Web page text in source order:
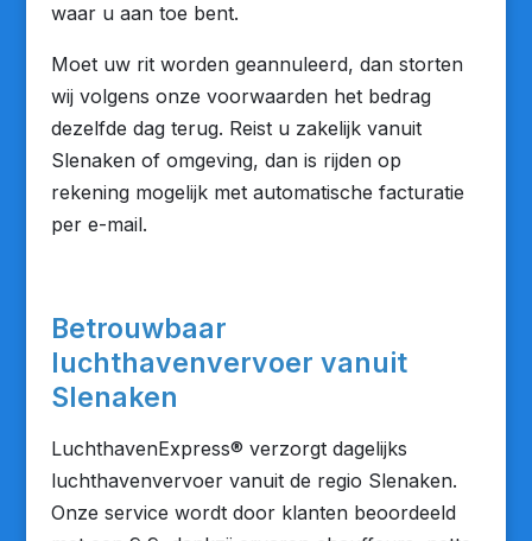
waar u aan toe bent.
Moet uw rit worden geannuleerd, dan storten
wij volgens onze voorwaarden het bedrag
dezelfde dag terug. Reist u zakelijk vanuit
Slenaken of omgeving, dan is rijden op
rekening mogelijk met automatische facturatie
per e-mail.
Betrouwbaar
luchthavenvervoer vanuit
Slenaken
LuchthavenExpress® verzorgt dagelijks
luchthavenvervoer vanuit de regio Slenaken.
Onze service wordt door klanten beoordeeld